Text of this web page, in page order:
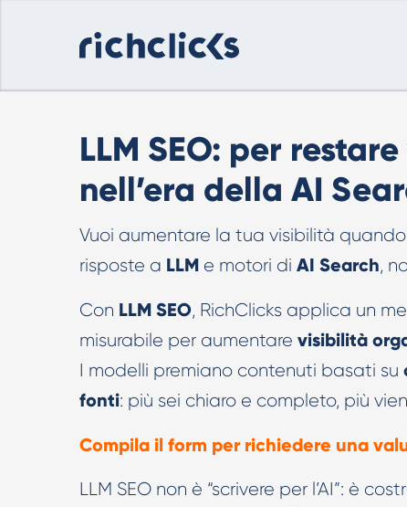
LLM SEO: per
nell’era della AI
Vuoi aumentare la tua visibilità
risposte a LLM e motori di AI Search,
Con LLM SEO, RichClicks applica un
misurabile per aumentare visibilità
I modelli premiano contenuti basati su
fonti: più sei chiaro e completo, più
Compila il form per richiedere una
LLM SEO non è “scrivere per l’AI”: è